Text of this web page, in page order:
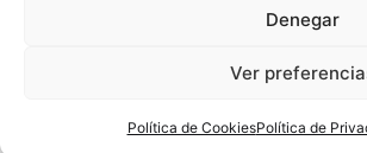
Denegar
Ver
Política de CookiesPolítica de